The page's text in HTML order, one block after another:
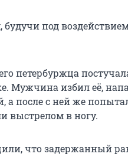
будучи под
петербуржца
Мужчина избил её,
а после с ней же
выстрелом в ногу.
что задержанный